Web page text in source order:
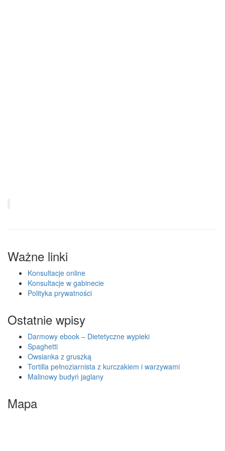
Ważne linki
Konsultacje online
Konsultacje w gabinecie
Polityka prywatności
Ostatnie wpisy
Darmowy ebook – Dietetyczne wypieki
Spaghetti
Owsianka z gruszką
Tortilla pełnoziarnista z kurczakiem i warzywami
Malinowy budyń jaglany
Mapa